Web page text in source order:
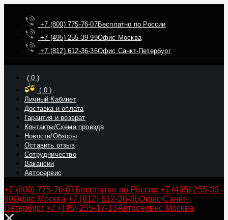
+7 (800) 775-76-07Бесплатно по России
+7 (495) 255-39-99Офис Москва
+7 (812) 612-36-36Офис Санкт-Петербург
(0 )
( 0)
Личный Кабинет
Доставка и оплата
Гарантия и возврат
Контакты/Схема проезда
Новости/Обзоры
Оставить отзыв
Сотрудничество
Вакансии
Автосервис
+7 (800) 775-76-07 Бесплатно по России +7 (495) 255-39-
99Офис Москва +7 (812) 612-36-36Офис Санкт-
Петербург +7 (495) 255-17-13Автосервис Москва